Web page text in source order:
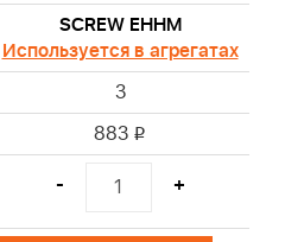
SCREW EHHM
Используется в агрегатах
3
883 i
- +